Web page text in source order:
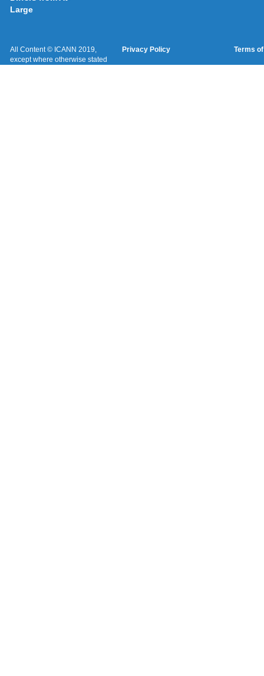
Large
All Content © ICANN 2019,
except where otherwise stated
Privacy Policy Terms